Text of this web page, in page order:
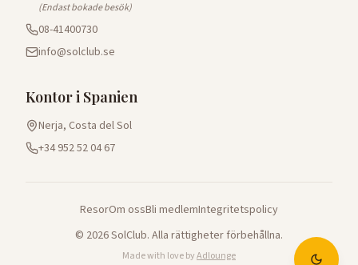
(Endast bokade besök)
08-41400730
info@solclub.se
Kontor i Spanien
Nerja, Costa del Sol
+34 952 52 04 67
ResorOm ossBli medlemIntegritetspolicy
© 2026SolClub. Alla rättigheter förbehållna.
Made with love byAdlounge